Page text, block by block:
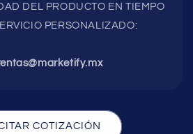
DEL PRODUCTO EN TIEMPO
PERSONALIZADO:
COTIZACIÓN